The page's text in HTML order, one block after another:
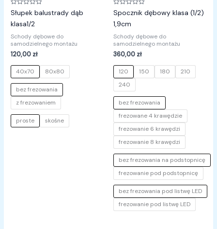
Oceniono
0
na
5
Słupek balustrady dąb
klasa1/2
Schody dębowe do
samodzielnego montażu
120,00 zł
40x70 80x80
bez frezowania
z frezowaniem
proste skośne
Oceniono
0
na
5
Spocznik dębowy klasa (1/2)
1,9cm
Schody dębowe do
samodzielnego montażu
360,00 zł
120 150 180
210
240
bez frezowania
frezowane 4 krawędzie
frezowanie 6 krawędzi
frezowanie 8 krawędzi
bez frezowania na podstopnicę
frezowanie pod podstopnicę
bez frezowania pod listwę LED
frezowanie pod listwę LED